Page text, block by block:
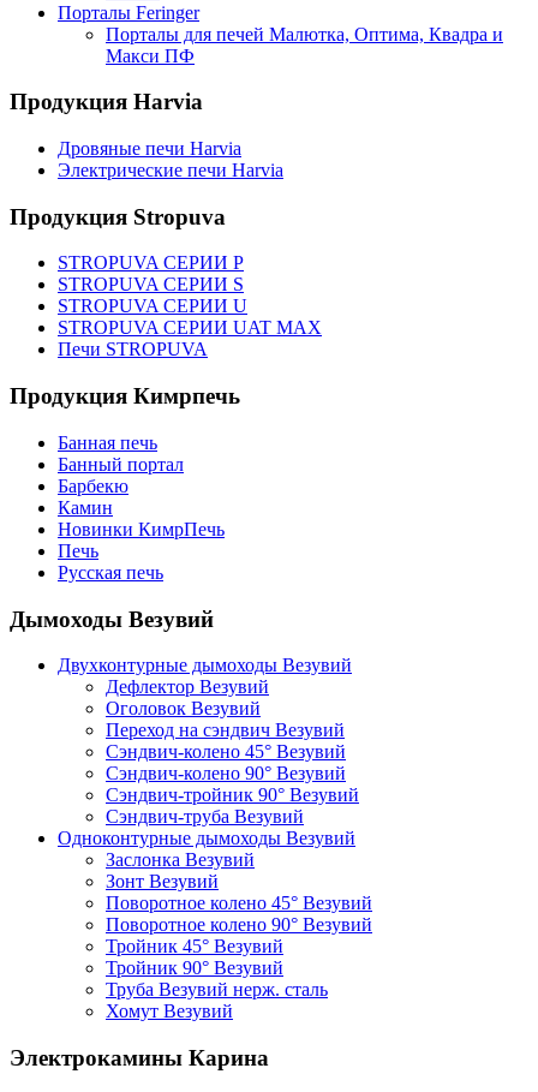
Порталы Feringer
Порталы для печей Малютка, Оптима, Квадра и
Макси ПФ
Продукция Harvia
Дровяные печи Harvia
Электрические печи Harvia
Продукция Stropuva
STROPUVA СЕРИИ P
STROPUVA СЕРИИ S
STROPUVA СЕРИИ U
STROPUVA СЕРИИ UAT MAX
Печи STROPUVA
Продукция Кимрпечь
Банная печь
Банный портал
Барбекю
Камин
Новинки КимрПечь
Печь
Русская печь
Дымоходы Везувий
Двухконтурные дымоходы Везувий
Дефлектор Везувий
Оголовок Везувий
Переход на сэндвич Везувий
Сэндвич-колено 45° Везувий
Сэндвич-колено 90° Везувий
Сэндвич-тройник 90° Везувий
Сэндвич-труба Везувий
Одноконтурные дымоходы Везувий
Заслонка Везувий
Зонт Везувий
Поворотное колено 45° Везувий
Поворотное колено 90° Везувий
Тройник 45° Везувий
Тройник 90° Везувий
Труба Везувий нерж. сталь
Хомут Везувий
Электрокамины Карина